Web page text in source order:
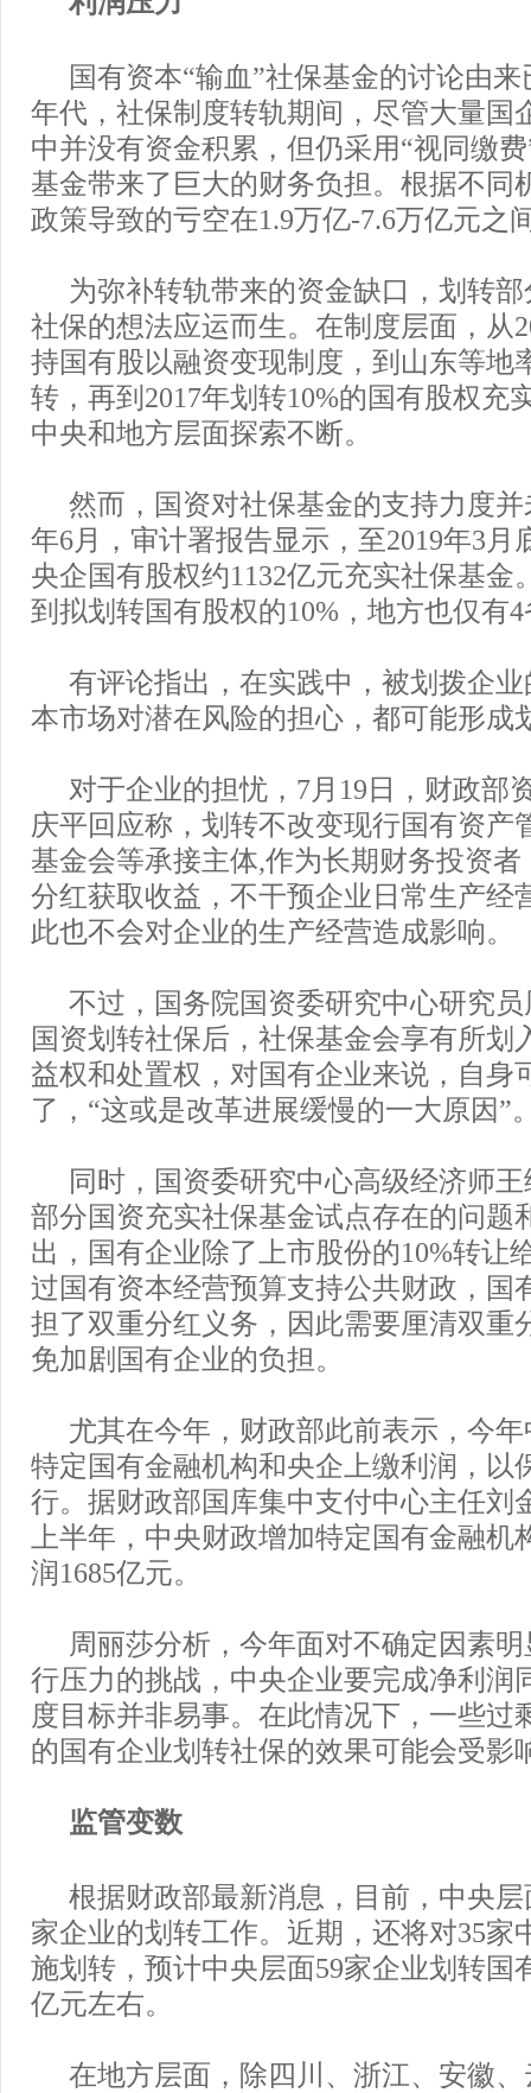
国有资本“输血”社保基金的讨论由
年代，社保制度转轨期间，尽管大量国
中并没有资金积累，但仍采用“视同缴
基金带来了巨大的财务负担。根据不同
政策导致的亏空在1.9万亿-7.6万亿元之
为弥补转轨带来的资金缺口，划转
社保的想法应运而生。在制度层面，从
持国有股以融资变现制度，到山东等地
转，再到2017年划转10%的国有股权充
中央和地方层面探索不断。
然而，国资对社保基金的支持力度
年6月，审计署报告显示，至2019年3月
央企国有股权约1132亿元充实社保基金
到拟划转国有股权的10%，地方也仅有
有评论指出，在实践中，被划拨企
本市场对潜在风险的担心，都可能形成
对于企业的担忧，7月19日，财政部
庆平回应称，划转不改变现行国有资产
基金会等承接主体,作为长期财务投资
分红获取收益，不干预企业日常生产经
此也不会对企业的生产经营造成影响。
不过，国务院国资委研究中心研究
国资划转社保后，社保基金会享有所划
益权和处置权，对国有企业来说，自身
了，“这或是改革进展缓慢的一大原因”
同时，国资委研究中心高级经济师
部分国资充实社保基金试点存在的问题
出，国有企业除了上市股份的10%转让
过国有资本经营预算支持公共财政，国
担了双重分红义务，因此需要厘清双重
免加剧国有企业的负担。
尤其在今年，财政部此前表示，今
特定国有金融机构和央企上缴利润，以
行。据财政部国库集中支付中心主任刘
上半年，中央财政增加特定国有金融机
润1685亿元。
周丽莎分析，今年面对不确定因素
行压力的挑战，中央企业要完成净利润
度目标并非易事。在此情况下，一些过
的国有企业划转社保的效果可能会受影
监管变数
根据财政部最新消息，目前，中央
家企业的划转工作。近期，还将对35家
施划转，预计中央层面59家企业划转国
亿元左右。
在地方层面，除四川、浙江、安徽